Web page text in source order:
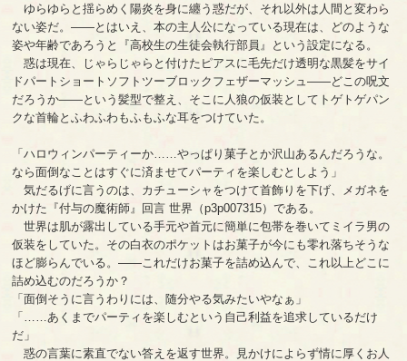
ゆらゆらと揺らめく陽炎を身に纏う惑だが、それ以外は人間と変わら
ない姿だ。――とはいえ、本の主人公になっている現在は、どのような
姿や年齢であろうと『高校生の生徒会執行部員』という設定になる。
惑は現在、じゃらじゃらと付けたピアスに毛先だけ透明な黒髪をサイ
ドパートショートソフトツーブロックフェザーマッシュ――どこの呪文
だろうか――という髪型で整え、そこに人狼の仮装としてトゲトゲパン
クな首輪とふわふわもふもふな耳をつけていた。
「ハロウィンパーティーか……やっぱり菓子とか沢山あるんだろうな。
なら面倒なことはすぐに済ませてパーティを楽しむとしよう」
気だるげに言うのは、カチューシャをつけて首飾りを下げ、メガネを
かけた『付与の魔術師』回言 世界（p3p007315）である。
世界は肌が露出している手元や首元に簡単に包帯を巻いてミイラ男の
仮装をしていた。その白衣のポケットはお菓子が今にも零れ落ちそうな
ほど膨らんでいる。――これだけお菓子を詰め込んで、これ以上どこに
詰め込むのだろうか？
「面倒そうに言うわりには、随分やる気みたいやなぁ」
「……あくまでパーティを楽しむという自己利益を追求しているだけ
だ」
惑の言葉に素直でない答えを返す世界。見かけによらず情に厚くお人